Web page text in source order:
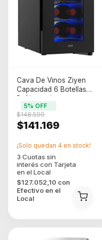
Cava De Vinos Ziyen
Capacidad 6 Botellas
Refrigeracion
$141.169
$148.599
5% OFF
$127.052,10 con
Efectivo en el
Local
¡Solo quedan 4 en stock!